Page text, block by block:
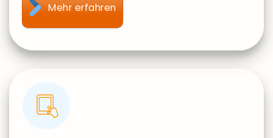
Mehr erfahren